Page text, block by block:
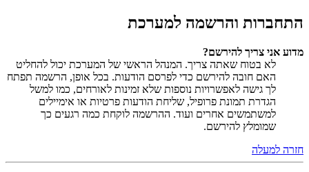
התחברות והרשמה למערכת
מדוע אני צריך להירשם?
לא בטוח שאתה צריך. המנהל הראשי של המערכת יכול להחליט
האם חובה להירשם כדי לפרסם הודעות. בכל אופן, הרשמה תפתח
לך גישה לאפשרויות נוספות שלא זמינות לאורחים, כמו למשל
הגדרת תמונת פרופיל, שליחת הודעות פרטיות או אימיילים
למשתמשים אחרים ועוד. ההרשמה לוקחת כמה רגעים כך
שמומלץ להירשם.
חזרה למעלה